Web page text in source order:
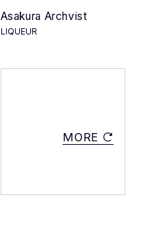
Asakura Archvist
LIQUEUR
MORE